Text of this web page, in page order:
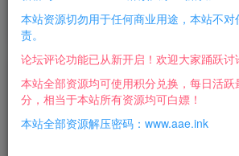
+安卓苹果双端+运营后台+GM后
豆豆呀
4年前更新
本站资源切勿用于任何商业用途，本站不对
责。
论坛评论功能已从新开启！欢迎大家踊跃讨
本站全部资源均可使用积分兑换，每日活
分，相当于本站所有资源均可白嫖！
本站全部资源解压密码：www.aae.ink